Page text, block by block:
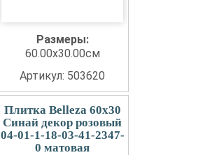
Размеры:
60.00x30.00см
Артикул: 503620
Плитка Belleza 60x30
Синай декор розовый
04-01-1-18-03-41-2347-
0 матовая